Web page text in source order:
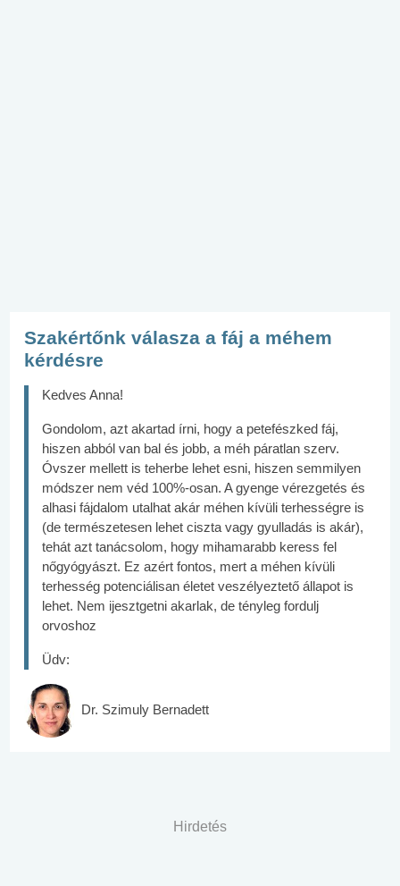
Szakértőnk válasza a fáj a méhem
kérdésre
Kedves Anna!
Gondolom, azt akartad írni, hogy a petefészked fáj,
hiszen abból van bal és jobb, a méh páratlan szerv.
Óvszer mellett is teherbe lehet esni, hiszen semmilyen
módszer nem véd 100%-osan. A gyenge vérezgetés és
alhasi fájdalom utalhat akár méhen kívüli terhességre is
(de természetesen lehet ciszta vagy gyulladás is akár),
tehát azt tanácsolom, hogy mihamarabb keress fel
nőgyógyászt. Ez azért fontos, mert a méhen kívüli
terhesség potenciálisan életet veszélyeztető állapot is
lehet. Nem ijesztgetni akarlak, de tényleg fordulj
orvoshoz
Üdv:
Dr. Szimuly Bernadett
Hirdetés